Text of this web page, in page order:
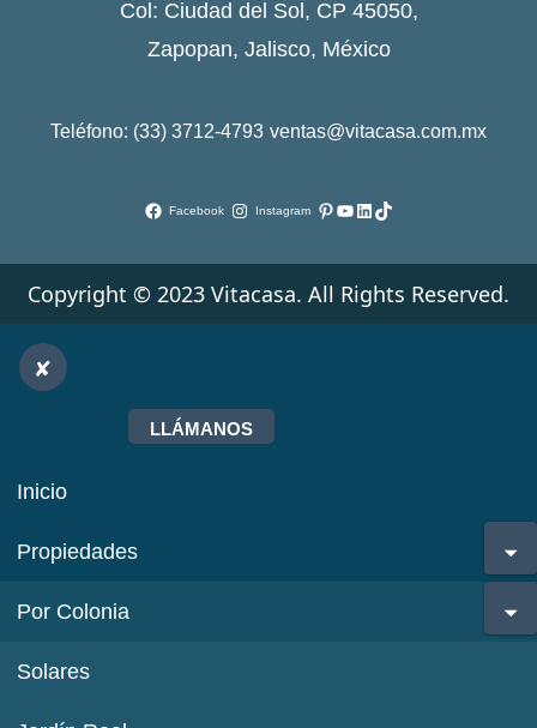
Col: Ciudad del Sol, CP 45050,
Zapopan, Jalisco, México
Teléfono: (33) 3712-4793 ventas@vitacasa.com.mx
Facebook Instagram Pinterest
YouTube
LinkedIn
TikTok
Copyright © 2023 Vitacasa. All Rights Reserved.
LLÁMANOS
Inicio
Propiedades
Por Colonia
Solares